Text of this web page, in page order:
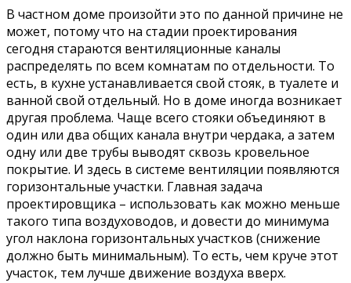
В частном доме произойти это по данной причине не
может, потому что на стадии проектирования
сегодня стараются вентиляционные каналы
распределять по всем комнатам по отдельности. То
есть, в кухне устанавливается свой стояк, в туалете и
ванной свой отдельный. Но в доме иногда возникает
другая проблема. Чаще всего стояки объединяют в
один или два общих канала внутри чердака, а затем
одну или две трубы выводят сквозь кровельное
покрытие. И здесь в системе вентиляции появляются
горизонтальные участки. Главная задача
проектировщика – использовать как можно меньше
такого типа воздуховодов, и довести до минимума
угол наклона горизонтальных участков (снижение
должно быть минимальным). То есть, чем круче этот
участок, тем лучше движение воздуха вверх.